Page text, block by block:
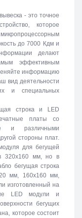
- это точное
которое
до 7000 Кдм и
делают
эффективным
информацию
вид деятельности
и специальных
строка и LED
платы со
и различными
стороны плат.
для бегущей
320х160 мм, но в
бегущая строка
мм, 160х160 мм,
изготовленный на
LED модули и
бегущих
которое состоит